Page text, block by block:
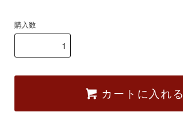
購入数
カートに入れる